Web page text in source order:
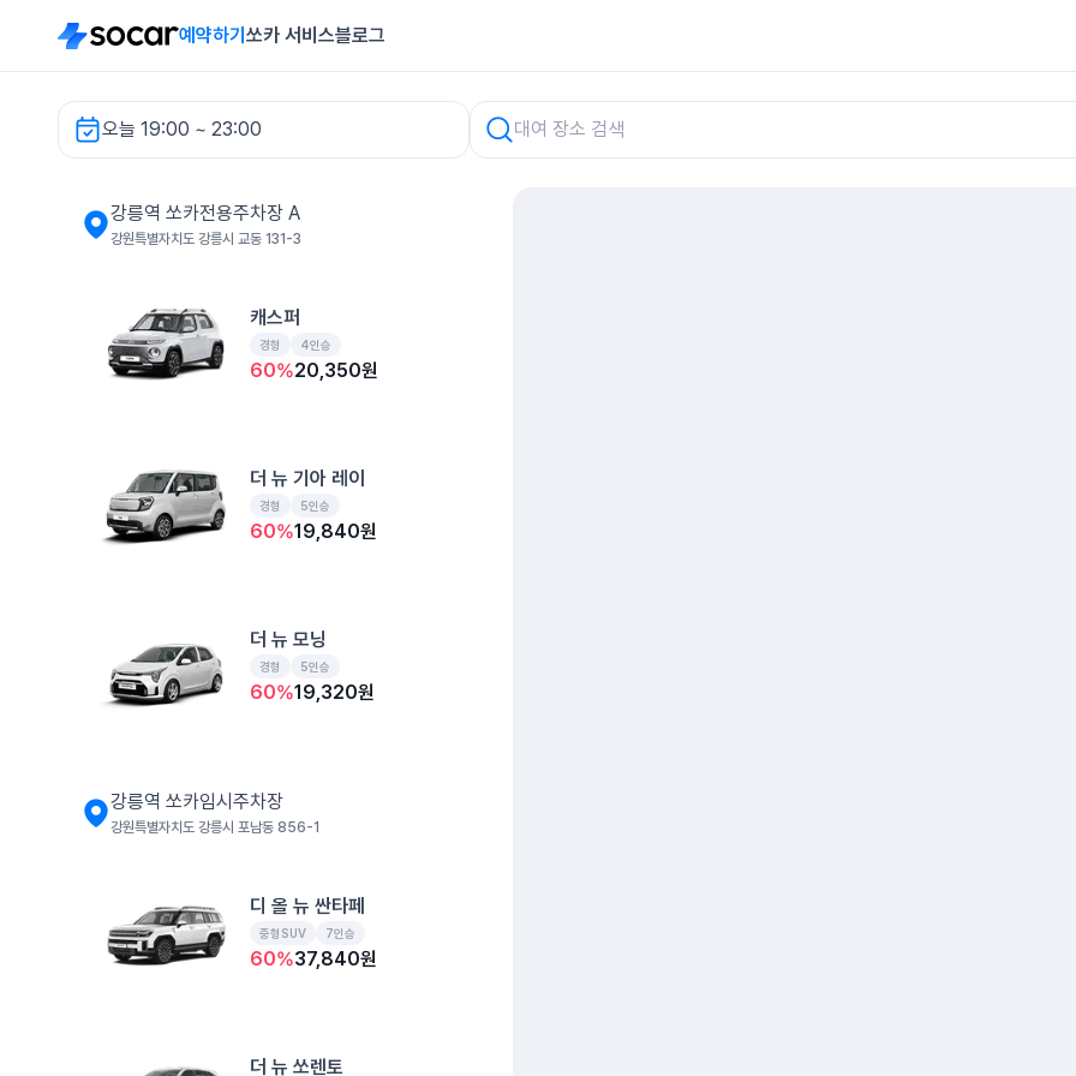
예약하기 쏘카 서비스블로그
오늘 19:00 ~ 23:00
강릉역 쏘카전용주차장 A 렌터카
강릉역 쏘카전용주차장 A
강원특별자치도 강릉시 교동 131-3
캐스퍼
경형 4인승
60%20,350원
더 뉴 기아 레이
경형 5인승
60%19,840원
더 뉴 모닝
경형 5인승
60%19,320원
강릉역 쏘카임시주차장
강원특별자치도 강릉시 포남동 856-1
디 올 뉴 싼타페
중형SUV 7인승
60%37,840원
더 뉴 쏘렌토